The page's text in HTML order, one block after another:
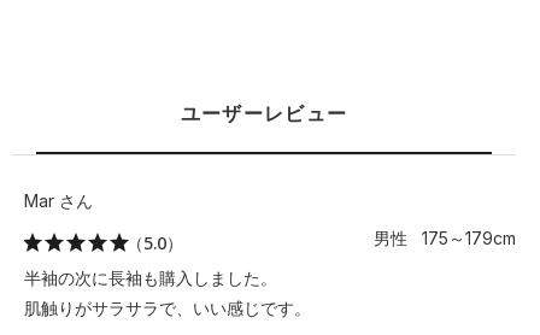
ユーザーレビュー
Mar さん
（5.0）
男性 175～179cm
半袖の次に長袖も購入しました。
肌触りがサラサラで、いい感じです。